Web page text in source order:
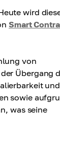
wird
Smart
von
Übergang
sowie
was seine